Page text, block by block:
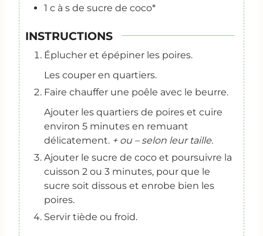
1 c à s de sucre de coco*
INSTRUCTIONS
Éplucher et épépiner les poires.
Les couper en quartiers.
Faire chauffer une poêle avec le beurre.
Ajouter les quartiers de poires et cuire
environ 5 minutes en remuant
délicatement. + ou – selon leur taille.
Ajouter le sucre de coco et poursuivre la
cuisson 2 ou 3 minutes, pour que le
sucre soit dissous et enrobe bien les
poires.
Servir tiède ou froid.